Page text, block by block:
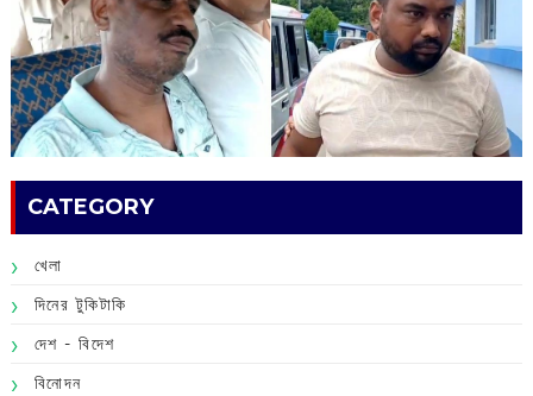
CATEGORY
খেলা
দিনের টুকিটাকি
দেশ - বিদেশ
বিনোদন